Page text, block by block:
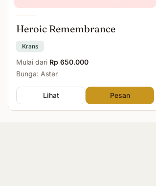
Heroic Remembrance
Krans
Mulai dari Rp 650.000
Bunga: Aster
Lihat Pesan